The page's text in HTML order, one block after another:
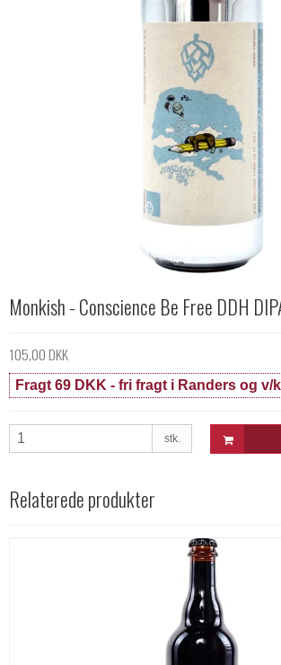
Monkish - Conscience Be Free DDH
105,00 DKK
Fragt 69 DKK - fri fragt i Randers og v/
stk.
Relaterede produkter